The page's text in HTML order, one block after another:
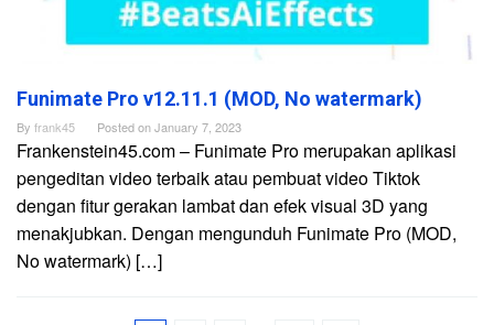
Funimate Pro v12.11.1 (MOD, No watermark)
By frank45 Posted onJanuary 7, 2023
Frankenstein45.com – Funimate Pro merupakan aplikasi
pengeditan video terbaik atau pembuat video Tiktok
dengan fitur gerakan lambat dan efek visual 3D yang
menakjubkan. Dengan mengunduh Funimate Pro (MOD,
No watermark) […]